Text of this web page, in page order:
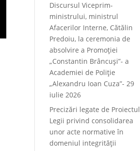
Discursul Viceprim-
ministrului, ministrul
Afacerilor Interne, Cătălin
Predoiu, la ceremonia de
absolvire a Promoției
„Constantin Brâncuși”- a
Academiei de Poliție
„Alexandru Ioan Cuza”- 29
iulie 2026
Precizări legate de Proiectul
Legii privind consolidarea
unor acte normative în
domeniul integrității